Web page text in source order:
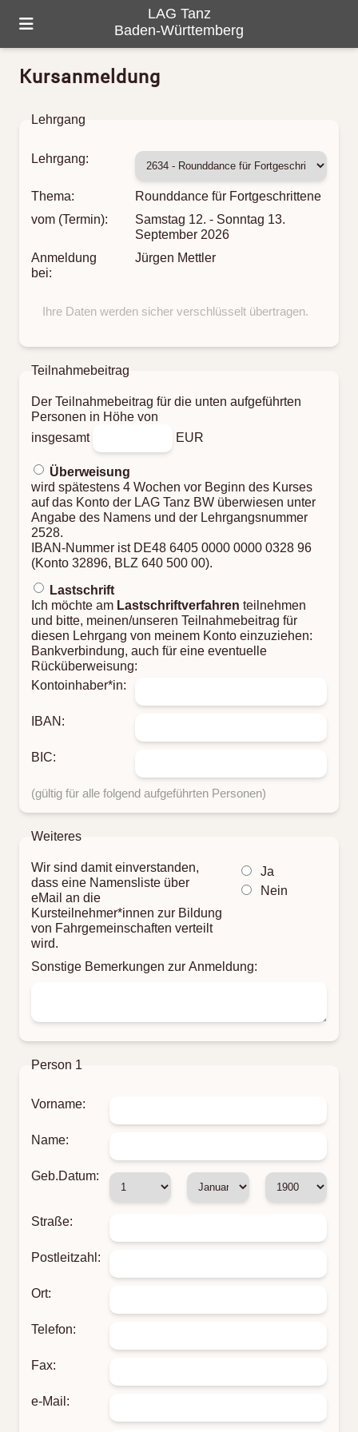
LAG Tanz
Baden-Württemberg
HOME
ÜBER UNS
TANZ-LANDKARTE
KONTAKTE
Kursanmeldung
Lehrgang
Lehrgang:
Thema:
Rounddance für Fortgeschrittene
vom (Termin):
Samstag 12. - Sonntag 13.
September 2026
Anmeldung
bei:
Jürgen Mettler
Ihre Daten werden sicher verschlüsselt übertragen.
Teilnahmebeitrag
Der Teilnahmebeitrag für die unten aufgeführten
Personen in Höhe von
insgesamt
EUR
Überweisung
wird spätestens 4 Wochen vor Beginn des Kurses
auf das Konto der LAG Tanz BW überwiesen unter
Angabe des Namens und der Lehrgangsnummer
2528.
IBAN-Nummer ist DE48 6405 0000 0000 0328 96
(Konto 32896, BLZ 640 500 00).
Lastschrift
Ich möchte am Lastschriftverfahren
und bitte, meinen/unseren Teilnahmebeitrag für
diesen Lehrgang von meinem Konto einzuziehen:
Bankverbindung, auch für eine eventuelle
Rücküberweisung:
Kontoinhaber*in:
IBAN:
BIC:
(gültig für alle folgend aufgeführten Personen)
Weiteres
Wir sind damit einverstanden,
dass eine Namensliste über
eMail an die
Kursteilnehmer*innen zur Bildung
von Fahrgemeinschaften verteilt
wird.
Ja
Nein
Sonstige Bemerkungen zur Anmeldung:
Person 1
Vorname:
Name:
Geb.Datum:
Straße:
Postleitzahl:
Ort:
Telefon:
Fax:
e-Mail: